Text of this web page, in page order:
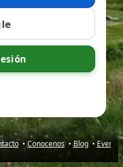
• Conocenos • Blog• Eventos